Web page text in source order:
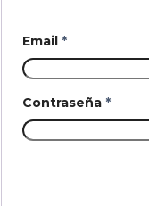
Email *
Contraseña *